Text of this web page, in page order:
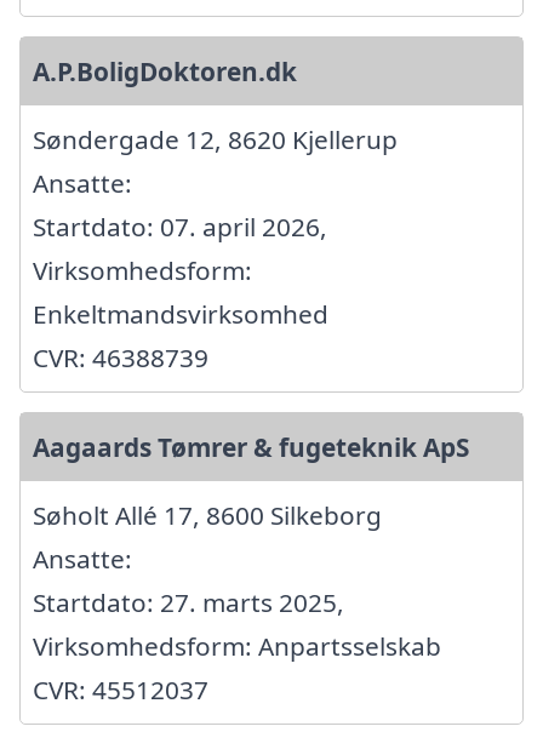
A.P.BoligDoktoren.dk
Søndergade 12, 8620 Kjellerup
Ansatte:
Startdato: 07. april 2026,
Virksomhedsform:
Enkeltmandsvirksomhed
CVR: 46388739
Aagaards Tømrer & fugeteknik ApS
Søholt Allé 17, 8600 Silkeborg
Ansatte:
Startdato: 27. marts 2025,
Virksomhedsform: Anpartsselskab
CVR: 45512037